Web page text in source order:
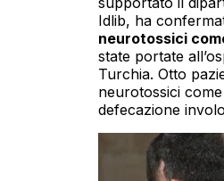
Idlib, ha
neurotossici
state portate
Turchia. Otto
neurotossici
defecazione